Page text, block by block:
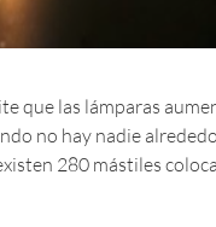
que las lámparas
no hay nadie
280 mástiles